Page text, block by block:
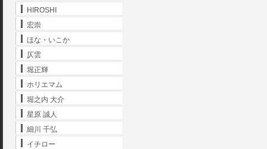
HIROSHI
宏崇
ほな・いこか
仄雲
堀正輝
ホリエマム
堀之内 大介
星原 誠人
細川 千弘
イチロー